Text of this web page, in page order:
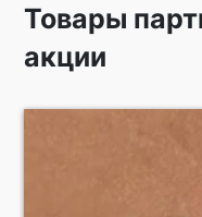
Товары
акции